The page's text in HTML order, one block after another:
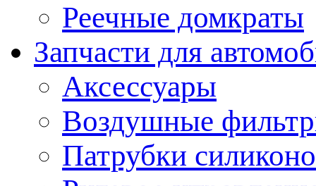
Реечные домкраты
Запчасти для
Аксессуары
Воздушные
Патрубки